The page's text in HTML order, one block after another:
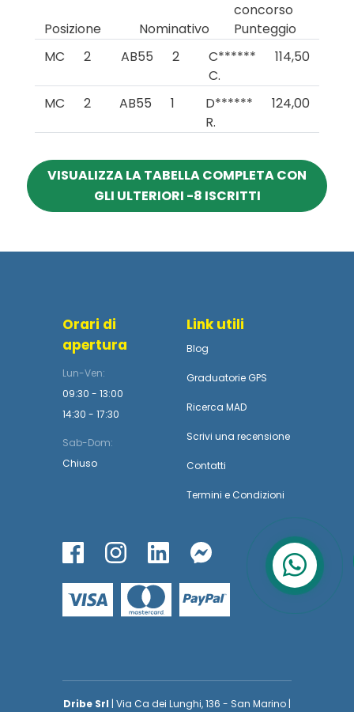
concorso
Posizione
Nominativo
Punteggio
MC
2 AB55 2
C******
C.
114,50
MC 2 AB55 1
D******
R.
124,00
VISUALIZZA LA TABELLA COMPLETA CON
GLI ULTERIORI -8 ISCRITTI
Orari di
apertura
Lun-Ven:
09:30 - 13:00
14:30 - 17:30
Sab-Dom:
Chiuso
Link utili
Blog
Graduatorie GPS
Ricerca MAD
Scrivi una recensione
Contatti
Termini e Condizioni
Dribe Srl | Via Ca dei Lunghi, 136 - San Marino |